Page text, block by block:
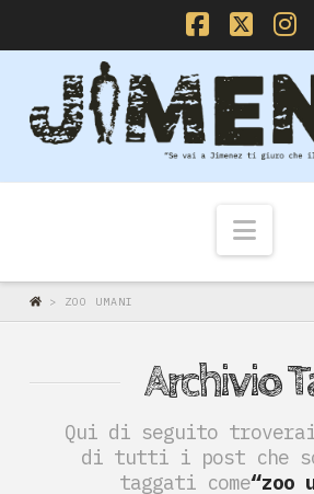
X
> ZOO UMANI
Archivio
Qui di seguito
di tutti i post che
taggati come“zoo